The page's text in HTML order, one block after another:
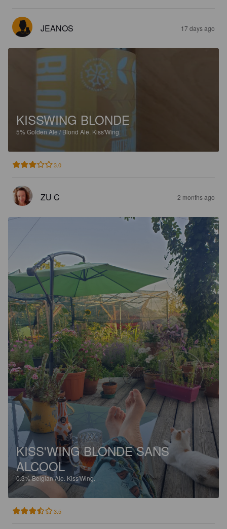
JEANOS 17 days ago
KISSWING BLONDE
5% Golden Ale / Blond Ale. Kiss'Wing.
3.0
ZU C 2 months ago
KISS'WING BLONDE SANS
ALCOOL
0.3%Belgian Ale. Kiss'Wing.
3.5